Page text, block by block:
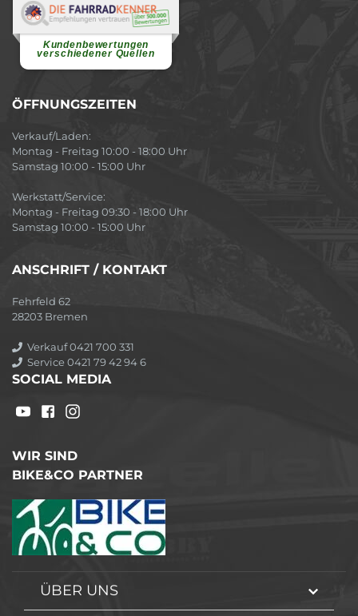
Kundenbewertungen
verschiedener Quellen
Renate H.
Vielen Dank für ein herzliches
ÖFFNUNGSZEITEN
Verkauf/Laden:
Montag - Freitag 10:00 - 18:00 Uhr
Samstag 10:00 - 15:00 Uhr
Werkstatt/Service:
Montag - Freitag 09:30 - 18:00 Uhr
Samstag 10:00 - 15:00 Uhr
ANSCHRIFT / KONTAKT
Fehrfeld 62
28203 Bremen
Verkauf 0421 700 331
Service 0421 79 42 94 6
SOCIAL MEDIA
WIR SIND
BIKE&CO PARTNER
ÜBER UNS